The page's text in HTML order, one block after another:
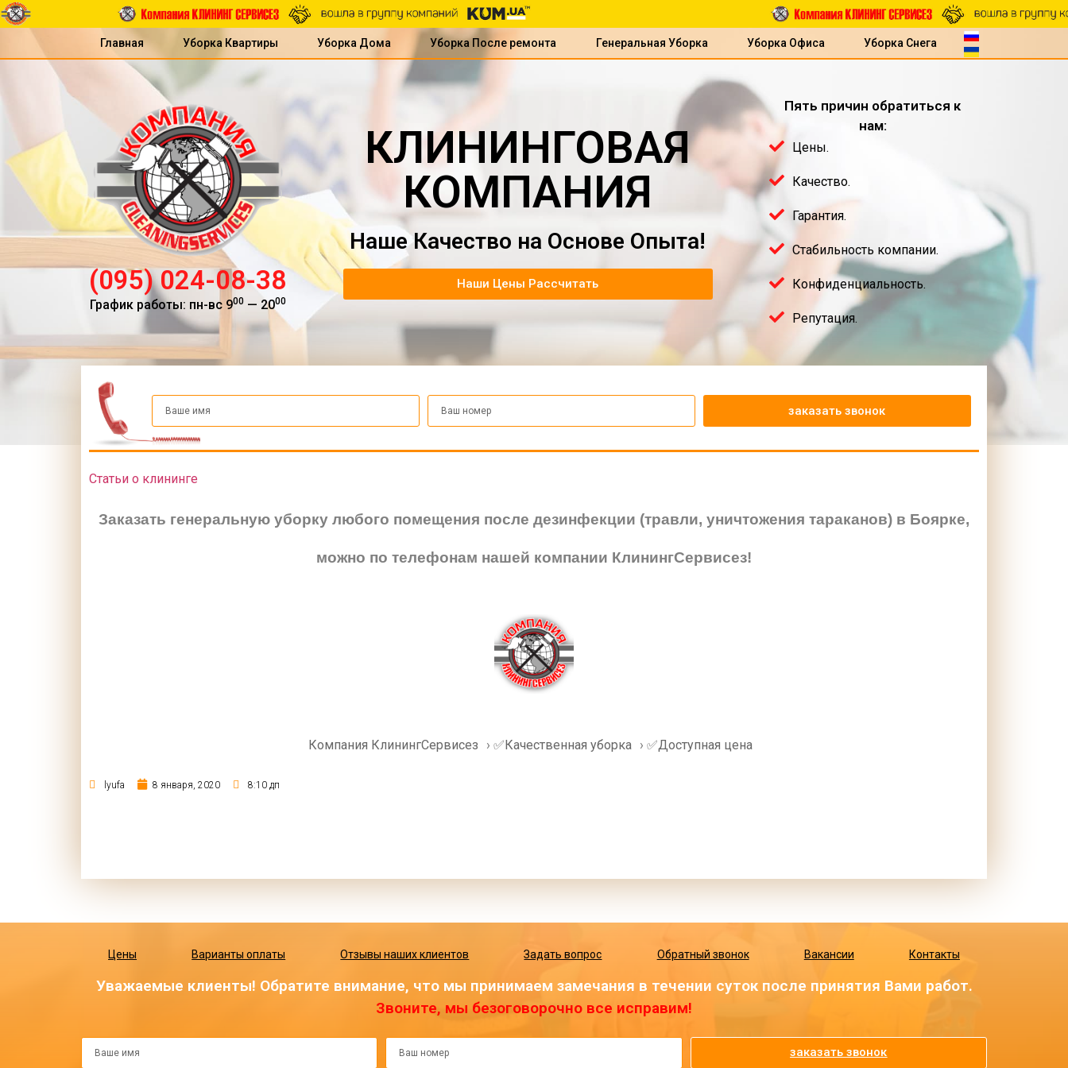
Главная Уборка Квартиры Уборка Дома Уборка После ремонта Генеральная Уборка Уборка Офиса Уборка Снега
(095) 024-08-38
График работы: пн-вс 900— 2000
КЛИНИНГОВАЯ
КОМПАНИЯ
Наше Качество на Основе Опыта!
Наши Цены Рассчитать
Пять причин обратиться к
нам:
Цены.
Качество.
Гарантия.
Стабильность компании.
Конфиденциальность.
Репутация.
заказать звонок
Статьи о клининге
Заказать генеральную уборку любого помещения после дезинфекции (травли, уничтожения тараканов) в Боярке,
можно по телефонам нашей компании КлинингСервисез!
Компания КлинингСервисез › ✅Качественная уборка › ✅Доступная цена
lyufa 8 января, 2020 8:10 дп
Цены Варианты оплаты Отзывы наших клиентов Задать вопрос Обратный звонок Вакансии Контакты
Уважаемые клиенты! Обратите внимание, что мы принимаем замечания в течении суток после принятия Вами работ.
Звоните, мы безоговорочно все исправим!
заказать звонок